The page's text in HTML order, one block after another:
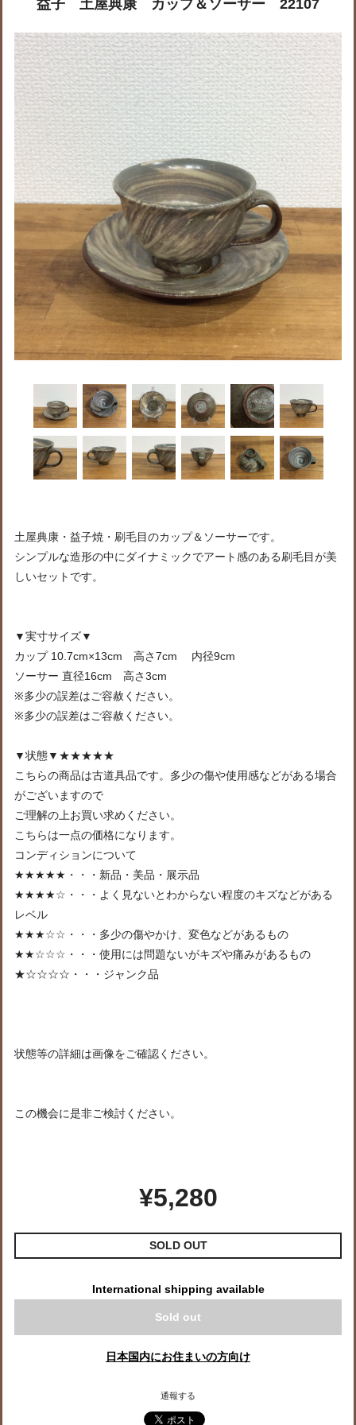
益子 土屋典康 カップ＆ソーサー 22107
土屋典康・益子焼・刷毛目のカップ＆ソーサーです。
シンプルな造形の中にダイナミックでアート感のある刷毛目が美
しいセットです。
▼実寸サイズ▼
カップ 10.7cm×13cm 高さ7cm 内径9cm
ソーサー 直径16cm 高さ3cm
※多少の誤差はご容赦ください。
※多少の誤差はご容赦ください。
▼状態▼★★★★★
こちらの商品は古道具品です。多少の傷や使用感などがある場合
がございますので
ご理解の上お買い求めください。
こちらは一点の価格になります。
コンディションについて
★★★★★・・・新品・美品・展示品
★★★★☆・・・よく見ないとわからない程度のキズなどがある
レベル
★★★☆☆・・・多少の傷やかけ、変色などがあるもの
★★☆☆☆・・・使用には問題ないがキズや痛みがあるもの
★☆☆☆☆・・・ジャンク品
状態等の詳細は画像をご確認ください。
この機会に是非ご検討ください。
¥5,280
SOLD OUT
International shipping available
Sold out
日本国内にお住まいの方向け
通報する